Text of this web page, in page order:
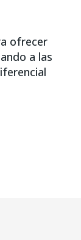
ofrecer
a las